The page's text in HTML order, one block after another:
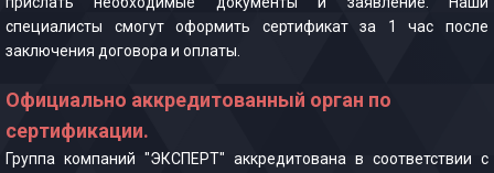
специалисты смогут оформить сертификат за 1 час после
заключения договора и оплаты.
Официально аккредитованный орган по
сертификации.
Группа компаний "ЭКСПЕРТ" аккредитована в соответствии с